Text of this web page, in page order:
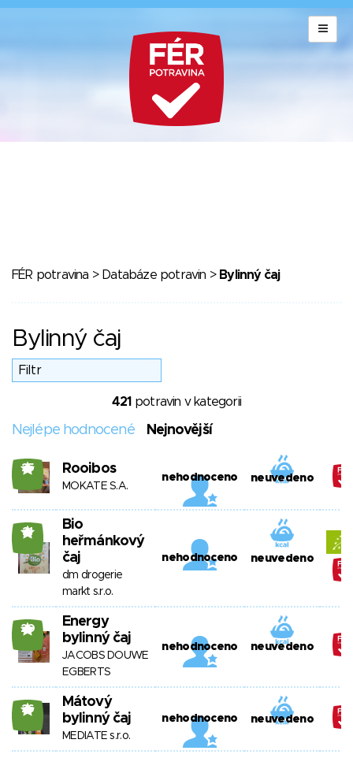
FÉR potravina > Databáze potravin > Bylinný čaj
Bylinný čaj
421 potravin v kategorii
Nejlépe hodnocené Nejnovější
25 Rooibos
MOKATE S.A.
nehodnoceno neuvedeno
21
Bio
heřmánkový
čaj
dm drogerie
markt s.r.o.
nehodnoceno neuvedeno
20
Energy
bylinný čaj
JACOBS DOUWE
EGBERTS
nehodnoceno neuvedeno
26
Mátový
bylinný čaj
MEDIATE s.r.o.
nehodnoceno neuvedeno